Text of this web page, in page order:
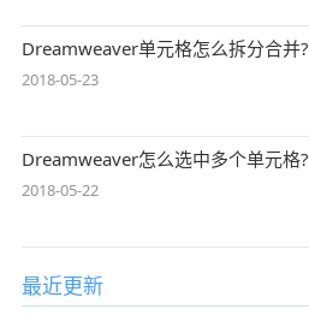
Dreamweaver单元格怎么拆分合并?
2018-05-23
Dreamweaver怎么选中多个单元格?
2018-05-22
最近更新